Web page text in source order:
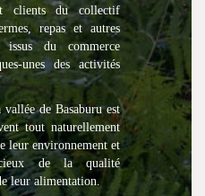
clients du collectif
repas et autres
du commerce
unes des activités
de Basaburu est
tout naturellement
leur environnement et
de la qualité
leur alimentation.